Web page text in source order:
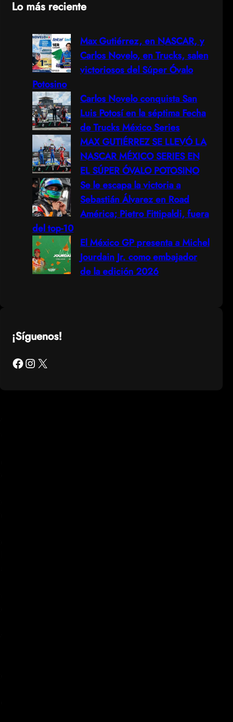
Lo más reciente
Max Gutiérrez, en NASCAR, y
Carlos Novelo, en Trucks, salen
victoriosos del Súper Óvalo
Potosino
Carlos Novelo conquista San
Luis Potosí en la séptima Fecha
de Trucks México Series
MAX GUTIÉRREZ SE LLEVÓ LA
NASCAR MÉXICO SERIES EN
EL SÚPER ÓVALO POTOSINO
Se le escapa la victoria a
Sebastián Álvarez en Road
América; Pietro Fittipaldi, fuera
del top-10
El México GP presenta a Michel
Jourdain Jr. como embajador
de la edición 2026
¡Síguenos!
Facebook Instagram X